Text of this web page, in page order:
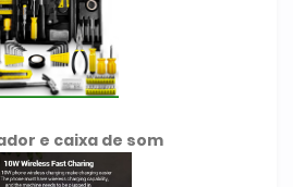
e caixa de som